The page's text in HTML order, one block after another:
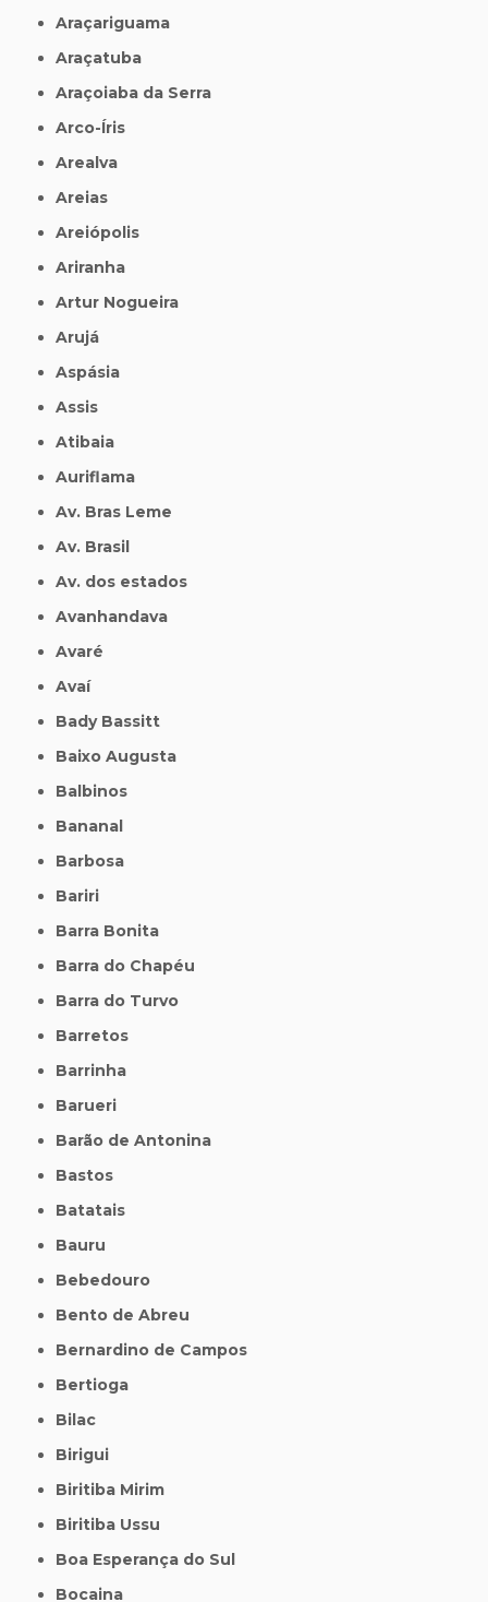
Araçariguama
Araçatuba
Araçoiaba da Serra
Arco-Íris
Arealva
Areias
Areiópolis
Ariranha
Artur Nogueira
Arujá
Aspásia
Assis
Atibaia
Auriflama
Av. Bras Leme
Av. Brasil
Av. dos estados
Avanhandava
Avaré
Avaí
Bady Bassitt
Baixo Augusta
Balbinos
Bananal
Barbosa
Bariri
Barra Bonita
Barra do Chapéu
Barra do Turvo
Barretos
Barrinha
Barueri
Barão de Antonina
Bastos
Batatais
Bauru
Bebedouro
Bento de Abreu
Bernardino de Campos
Bertioga
Bilac
Birigui
Biritiba Mirim
Biritiba Ussu
Boa Esperança do Sul
Bocaina